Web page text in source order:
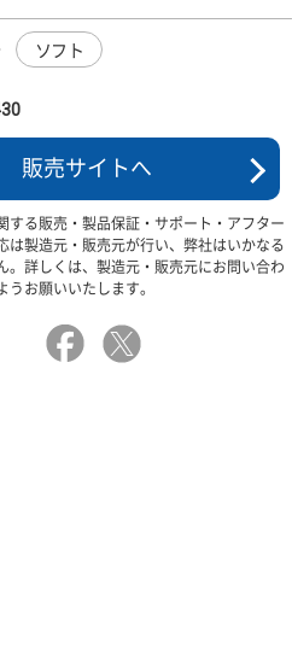
ソフト
販売サイトへ
する販売・製品保証・サポート・アフター
は製造元・販売元が行い、弊社はいかなる
。詳しくは、製造元・販売元にお問い合わ
うお願いいたします。